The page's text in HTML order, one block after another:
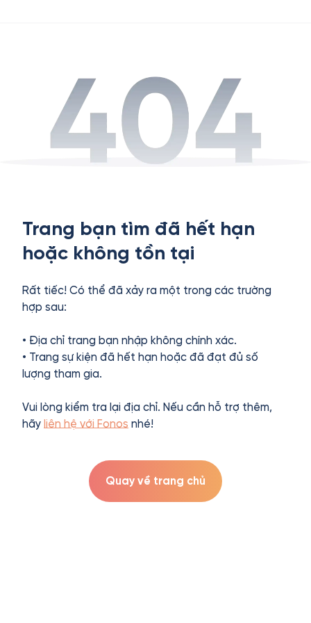
Trang bạn tìm đã hết hạn
hoặc không tồn tại
Rất tiếc! Có thể đã xảy ra một trong các trường
hợp sau:
• Địa chỉ trang bạn nhập không chính xác.
• Trang sự kiện đã hết hạn hoặc đã đạt đủ số
lượng tham gia.
Vui lòng kiểm tra lại địa chỉ. Nếu cần hỗ trợ thêm,
hãy liên hệ với Fonos nhé!
Quay về trang chủ